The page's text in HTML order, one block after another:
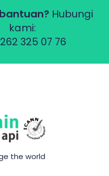
Hubungi
kami:
325 07 76
the world